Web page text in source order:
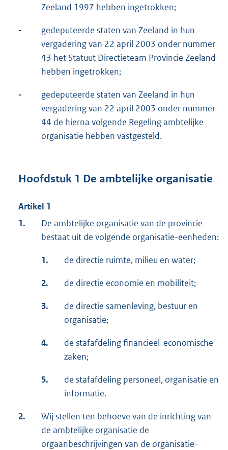
Zeeland 1997 hebben ingetrokken;
-
gedeputeerde staten van Zeeland in hun
vergadering van 22 april 2003 onder nummer
43 het Statuut Directieteam Provincie Zeeland
hebben ingetrokken;
-
gedeputeerde staten van Zeeland in hun
vergadering van 22 april 2003 onder nummer
44 de hierna volgende Regeling ambtelijke
organisatie hebben vastgesteld.
Hoofdstuk 1 De ambtelijke organisatie
Artikel 1
1.
De ambtelijke organisatie van de provincie
bestaat uit de volgende organisatie-eenheden:
1. de directie ruimte, milieu en water;
2. de directie economie en mobiliteit;
3.
de directie samenleving, bestuur en
organisatie;
4.
de stafafdeling financieel-economische
zaken;
5.
de stafafdeling personeel, organisatie en
informatie.
2.
Wij stellen ten behoeve van de inrichting van
de ambtelijke organisatie de
orgaanbeschrijvingen van de organisatie-